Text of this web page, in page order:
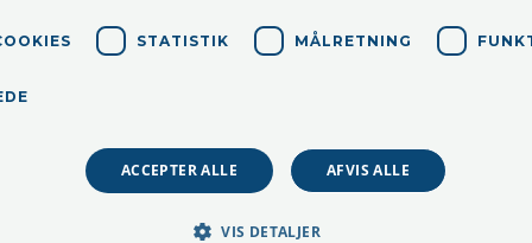
STATISTIK MÅLRETNING
ACCEPTER ALLE AFVIS ALLE
VIS DETALJER